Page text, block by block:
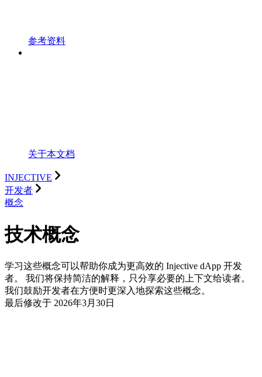
参考资料
关于本文档
INJECTIVE
开发者
概念
技术概念
学习这些概念可以帮助你成为更高效的 Injective dApp 开发
者。 我们将保持简洁的解释，只分享必要的上下文给读者。
我们鼓励开发者在方便时更深入地探索这些概念。
最后修改于 2026年3月30日